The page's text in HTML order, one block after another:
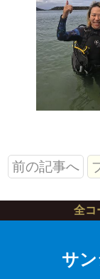
前の記事へ
全コ
サ